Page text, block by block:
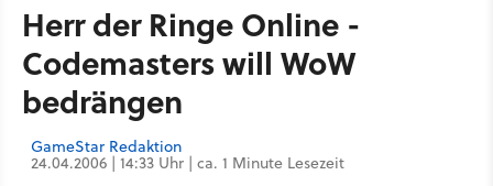
Herr der Ringe Online -
Codemasters will WoW
bedrängen
GameStar Redaktion
24.04.2006 | 14:33 Uhr | ca. 1 Minute Lesezeit